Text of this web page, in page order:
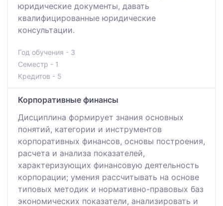
юридические документы, давать
квалифицированные юридические
консультации.
Год обучения - 3
Семестр - 1
Кредитов - 5
Корпоративные финансы
Дисциплина формирует знания основных
понятий, категории и инструментов
корпоративных финансов, основы построения,
расчета и анализа показателей,
характеризующих финансовую деятельность
корпорации; умения рассчитывать на основе
типовых методик и нормативно-правовых баз
экономических показатели, анализировать и